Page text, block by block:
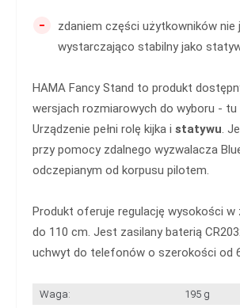
-
zdaniem części użytkowników nie
wystarczająco stabilny jako
HAMA Fancy Stand to produkt
wersjach rozmiarowych do wyboru - tu
Urządzenie pełni rolę kijka i statywu.
przy pomocy zdalnego wyzwalacza
odczepianym od korpusu pilotem.
Produkt oferuje regulację wysokości w
do 110 cm. Jest zasilany baterią
uchwyt do telefonów o szerokości od
Waga:
195 g